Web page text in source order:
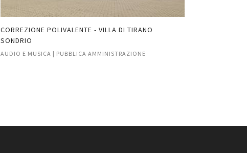
CORREZIONE POLIVALENTE - VILLA DI TIRANO
SONDRIO
AUDIO E MUSICA | PUBBLICA AMMINISTRAZIONE